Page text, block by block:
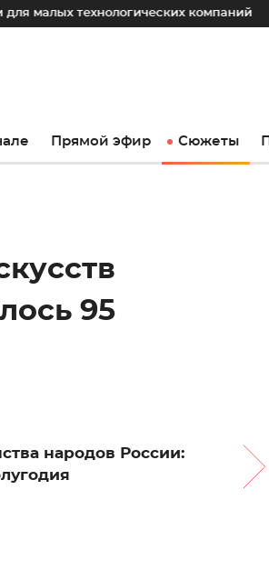
компаний Юрий
Прямой эфир Сюжеты
95
народов России: